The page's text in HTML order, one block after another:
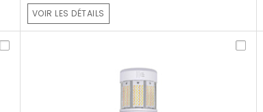
VOIR LES DÉTAILS